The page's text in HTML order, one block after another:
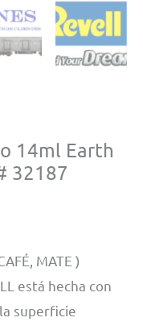
14ml Earth
32187
MATE )
está hecha con
superficie